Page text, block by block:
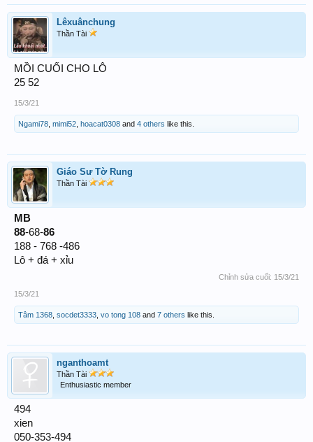
Lêxuânchung
Thần Tài
MỒI CUỐI CHO LÔ
25 52
15/3/21
Ngami78 mimi52 hoacat0308 and 4 others like this.
Giáo Sư Tờ Rung
Thần Tài
MB
88-68-86
188 - 768 -486
Lô + đá + xỉu
Chỉnh sửa cuối: 15/3/21
15/3/21
Tâm 1368 socdet3333 vo tong 108 and 7 others like this.
nganthoamt
Thần Tài
Enthusiastic member
494
xien
050-353-494